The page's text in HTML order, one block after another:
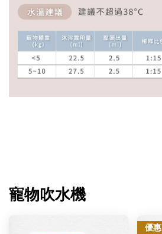
寵物吹水機
優惠